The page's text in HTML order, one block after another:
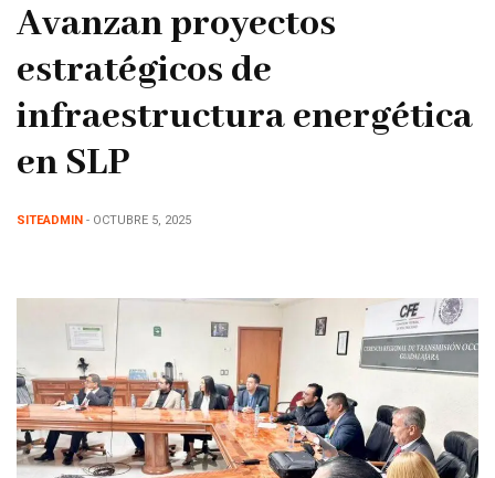
Avanzan proyectos
estratégicos de
infraestructura energética
en SLP
SITEADMIN - OCTUBRE 5, 2025